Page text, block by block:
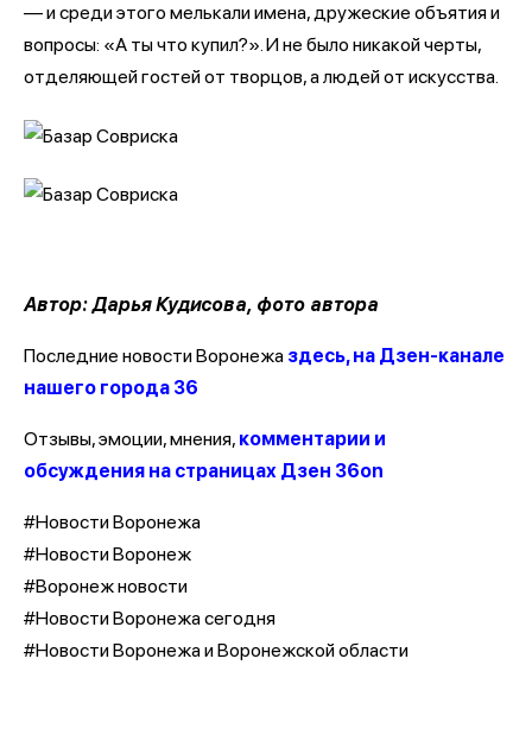
— и среди этого мелькали имена, дружеские объятия и
вопросы: «А ты что купил?». И не было никакой черты,
отделяющей гостей от творцов, а людей от искусства.
Автор: Дарья Кудисова, фото автора
Последние новости Воронежа здесь, на Дзен-канале
нашего города 36
Отзывы, эмоции, мнения, комментарии и
обсуждения на страницах Дзен 36on
#Новости Воронежа
#Новости Воронеж
#Воронеж новости
#Новости Воронежа сегодня
#Новости Воронежа и Воронежской области